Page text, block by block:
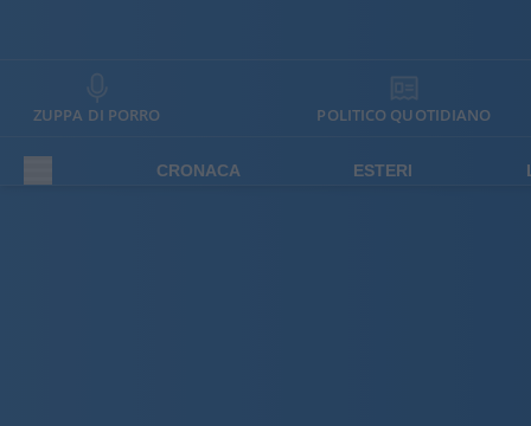
ZUPPA DI PORRO POLITICO QUOTIDIANO
CRONACA ESTERI